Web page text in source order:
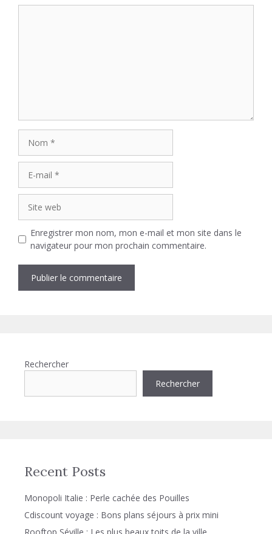
mail
web
Enregistrer mon nom, mon e-mail et mon site dans le
navigateur pour mon prochain commentaire.
Rechercher
Rechercher
Recent Posts
Monopoli Italie : Perle cachée des Pouilles
Cdiscount voyage : Bons plans séjours à prix mini